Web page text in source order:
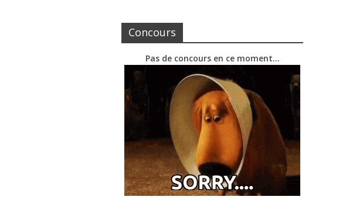
Concours
Pas de concours en ce moment…